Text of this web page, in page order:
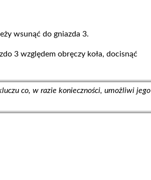
wsunąć do gniazda 3.
3 względem obręczy koła, docisnąć
co, w razie konieczności, umożliwi jego